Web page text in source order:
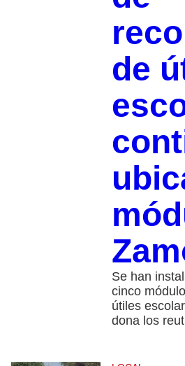
de
Se han
cinco
útiles
dona los